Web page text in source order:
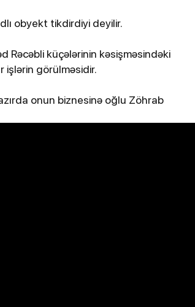
obyekt tikdirdiyi deyilir.
Rəcəbli küçələrinin kəsişməsindəki
işlərin görülməsidir.
onun biznesinə oğlu Zöhrab